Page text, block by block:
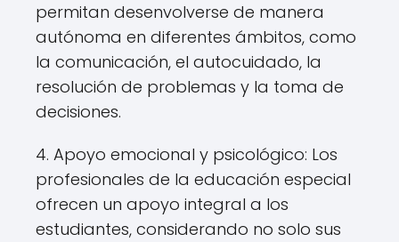
permitan desenvolverse de manera
autónoma en diferentes ámbitos, como
la comunicación, el autocuidado, la
resolución de problemas y la toma de
decisiones.
4. Apoyo emocional y psicológico: Los
profesionales de la educación especial
ofrecen un apoyo integral a los
estudiantes, considerando no solo sus